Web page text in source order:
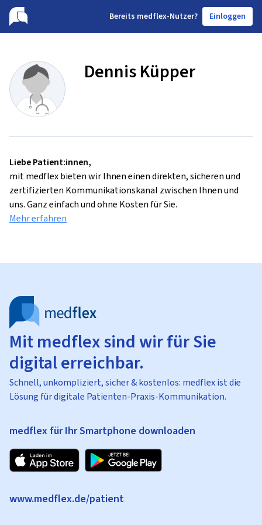
Bereits medflex-Nutzer? Einloggen
Dennis Küpper
Liebe Patient:innen,
mit medflex bieten wir Ihnen einen direkten, sicheren und
zertifizierten Kommunikationskanal zwischen Ihnen und
uns. Ganz einfach und ohne Kosten für Sie.
Mehr erfahren
Mit medflex sind wir für Sie
digital erreichbar.
Schnell, unkompliziert, sicher & kostenlos: medflex ist die
Lösung für digitale Patienten-Praxis-Kommunikation.
medflex für Ihr Smartphone downloaden
www.medflex.de/patient